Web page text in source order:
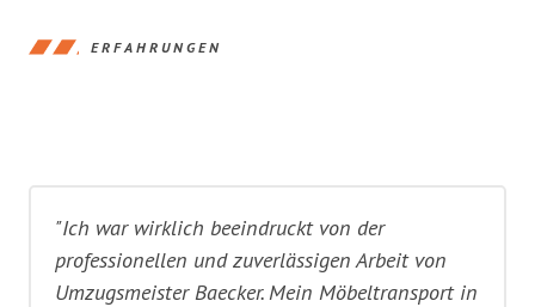
ERFAHRUNGEN
"Ich war wirklich beeindruckt von der
professionellen und zuverlässigen Arbeit von
Umzugsmeister Baecker. Mein Möbeltransport in